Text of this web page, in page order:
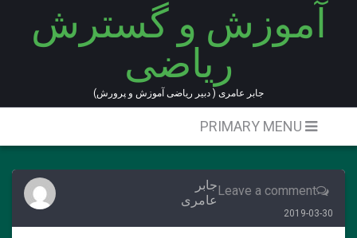
آموزش و گسترش
ریاضی
جابر عامری ( دبیر ریاضی آموزش و پرورش)
Leave a commentجابر
عامری
2019-03-30